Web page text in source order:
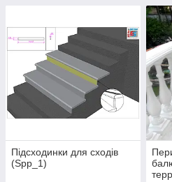
Підсходинки для сходів
(Spp_1)